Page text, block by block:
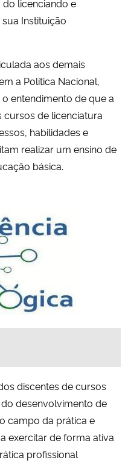
Humanos
do licenciando e
Instituição
aos demais
a Política Nacional,
entendimento de que a
de licenciatura
habilidades e
realizar um ensino de
básica.
discentes de cursos
desenvolvimento de
campo da prática e
exercitar de forma ativa
profissional